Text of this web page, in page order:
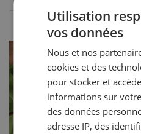
Utilisation
vos données
Nous et nos
cookies et des
pour stocker et
informations sur
des données
adresse IP, des